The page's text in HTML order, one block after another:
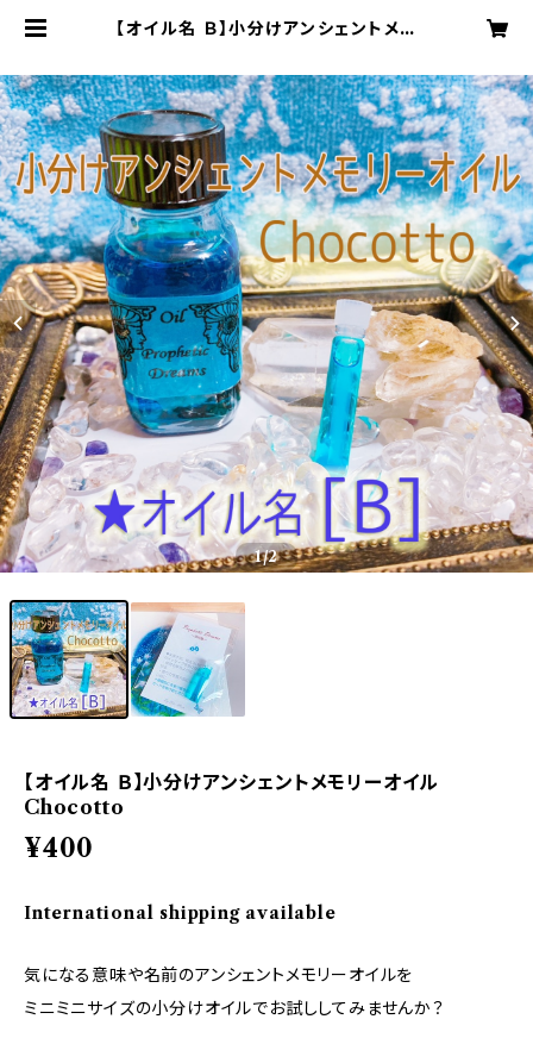
【オイル名 Ｂ】小分けアンシェントメモ
ップ
1/2
【オイル名 Ｂ】小分けアンシェントメモリーオイル
Chocotto
¥400
International shipping available
気になる意味や名前のアンシェントメモリーオイルを
ミニミニサイズの小分けオイルでお試ししてみませんか？